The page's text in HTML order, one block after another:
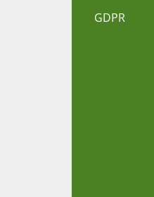
GDPR